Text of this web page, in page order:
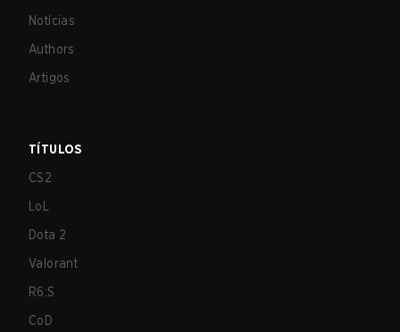
Notícias
Authors
Artigos
TÍTULOS
CS2
LoL
Dota 2
Valorant
R6:S
CoD